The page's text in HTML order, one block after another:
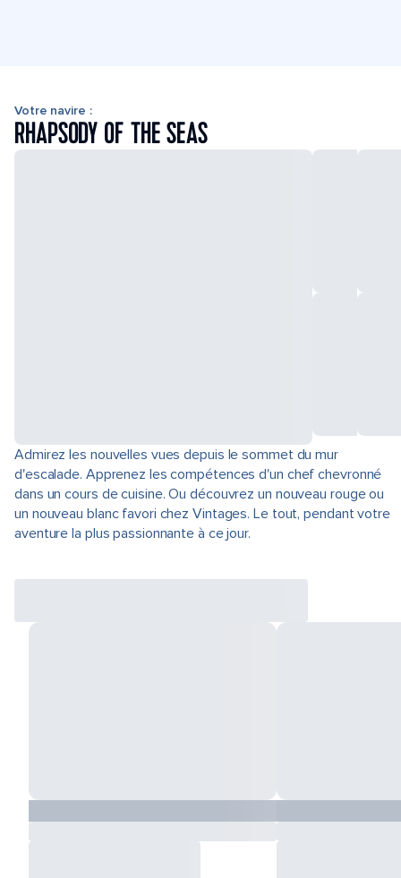
Votre navire :
RHAPSODY OF THE SEAS
Admirez les nouvelles vues depuis le sommet du mur
d'escalade. Apprenez les compétences d'un chef chevronné
dans un cours de cuisine. Ou découvrez un nouveau rouge ou
un nouveau blanc favori chez Vintages. Le tout, pendant votre
aventure la plus passionnante à ce jour.